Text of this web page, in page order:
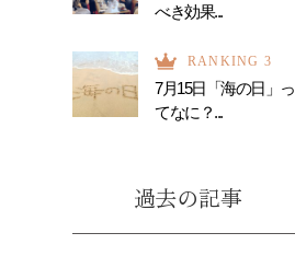
べき効果...
RANKING 3
7月15日「海の日」っ
てなに？...
過去の記事